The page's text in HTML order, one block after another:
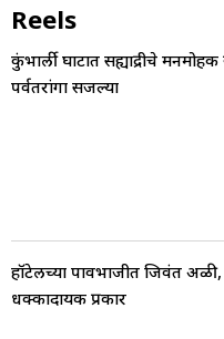
Reels
कुंभार्ली घाटात सह्याद्रीचे
पर्वतरांगा सजल्या
हॉटेलच्या पावभाजीत जिवंत
धक्कादायक प्रकार